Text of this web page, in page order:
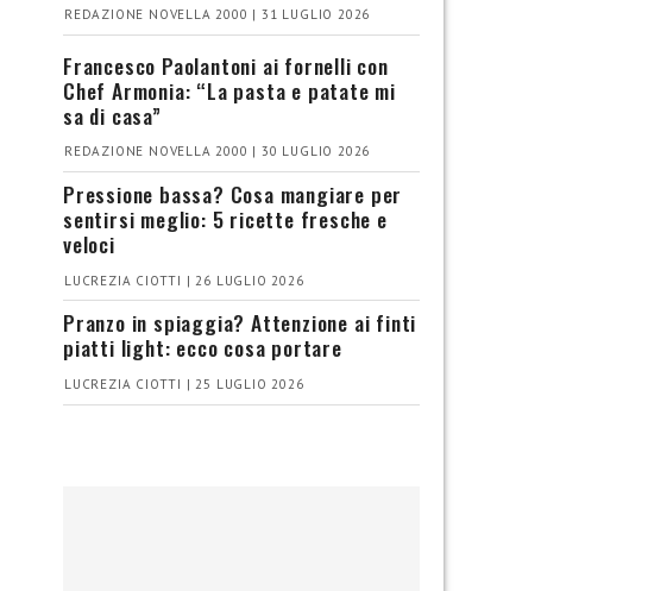
REDAZIONE NOVELLA 2000 | 31 LUGLIO 2026
Francesco Paolantoni ai fornelli con
Chef Armonia: “La pasta e patate mi
sa di casa”
REDAZIONE NOVELLA 2000 | 30 LUGLIO 2026
Pressione bassa? Cosa mangiare per
sentirsi meglio: 5 ricette fresche e
veloci
LUCREZIA CIOTTI | 26 LUGLIO 2026
Pranzo in spiaggia? Attenzione ai finti
piatti light: ecco cosa portare
LUCREZIA CIOTTI | 25 LUGLIO 2026